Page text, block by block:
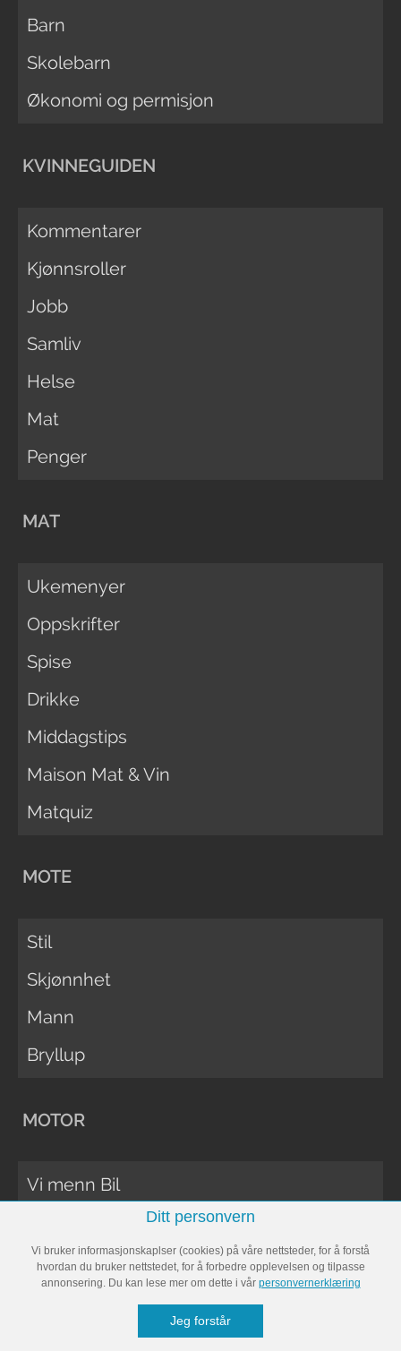
Barn
Skolebarn
Økonomi og permisjon
KVINNEGUIDEN
Kommentarer
Kjønnsroller
Jobb
Samliv
Helse
Mat
Penger
MAT
Ukemenyer
Oppskrifter
Spise
Drikke
Middagstips
Maison Mat & Vin
Matquiz
MOTE
Stil
Skjønnhet
Mann
Bryllup
MOTOR
Vi menn Bil
Vi Menn Båt
Ditt personvern
Vi bruker informasjonskaplser (cookies) på våre nettsteder, for å forstå
hvordan du bruker nettstedet, for å forbedre opplevelsen og tilpasse
annonsering. Du kan lese mer om dette i vår personvernerklæring
Jeg forstår